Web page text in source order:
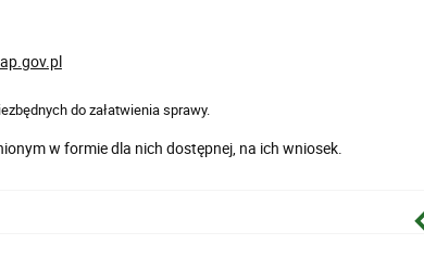
do załatwienia sprawy.
w formie dla nich dostępnej, na ich wniosek.